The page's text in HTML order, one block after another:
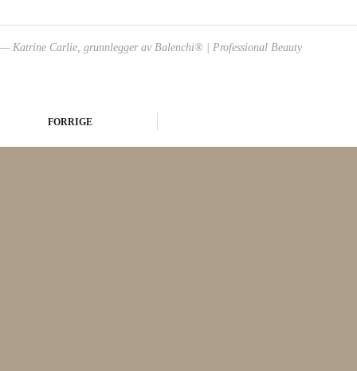
— Katrine Carlie, grunnlegger av Balenchi® | Professional Beauty
FORRIGE